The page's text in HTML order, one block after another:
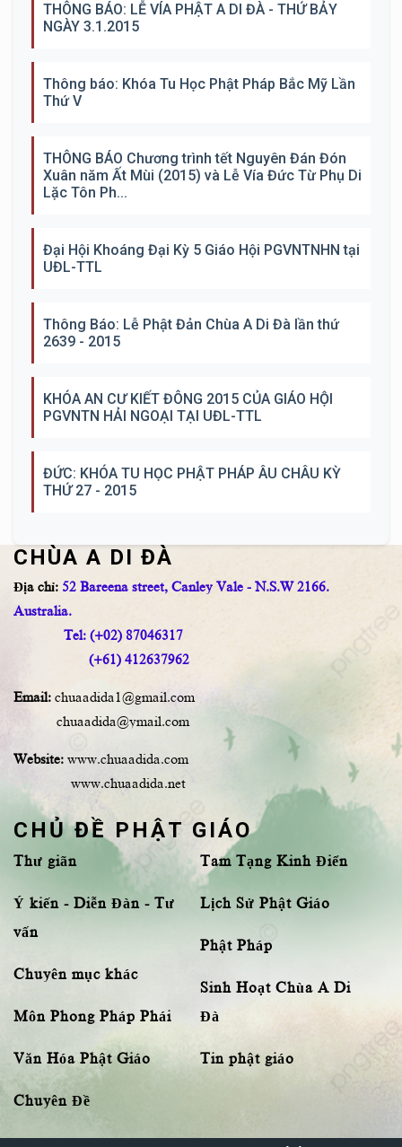
THÔNG BÁO: LỄ VÍA PHẬT A DI ĐÀ - THỨ BẢY
NGÀY 3.1.2015
Thông báo: Khóa Tu Học Phật Pháp Bắc Mỹ Lần
Thứ V
THÔNG BÁO Chương trình tết Nguyên Đán Đón
Xuân năm Ất Mùi (2015) và Lễ Vía Đức Từ Phụ Di
Lặc Tôn Ph...
Đại Hội Khoáng Đại Kỳ 5 Giáo Hội PGVNTNHN tại
UĐL-TTL
Thông Báo: Lễ Phật Đản Chùa A Di Đà lần thứ
2639 - 2015
KHÓA AN CƯ KIẾT ĐÔNG 2015 CỦA GIÁO HỘI
PGVNTN HẢI NGOẠI TẠI UĐL-TTL
ĐỨC: KHÓA TU HỌC PHẬT PHÁP ÂU CHÂU KỲ
THỨ 27 - 2015
CHÙA A DI ĐÀ
Địa chỉ: 52 Bareena street, Canley Vale - N.S.W 2166.
Australia.
Tel: (+02) 87046317
(+61) 412637962
Email: chuaadida1@gmail.com
chuaadida@ymail.com
Website: www.chuaadida.com
www.chuaadida.net
CHỦ ĐỀ PHẬT GIÁO
Thư giãn
Ý kiến - Diễn Đàn - Tư
vấn
Chuyên mục khác
Môn Phong Pháp Phái
Văn Hóa Phật Giáo
Chuyên Đề
Tam Tạng Kinh Điển
Lịch Sử Phật Giáo
Phật Pháp
Sinh Hoạt Chùa A Di
Đà
Tin phật giáo